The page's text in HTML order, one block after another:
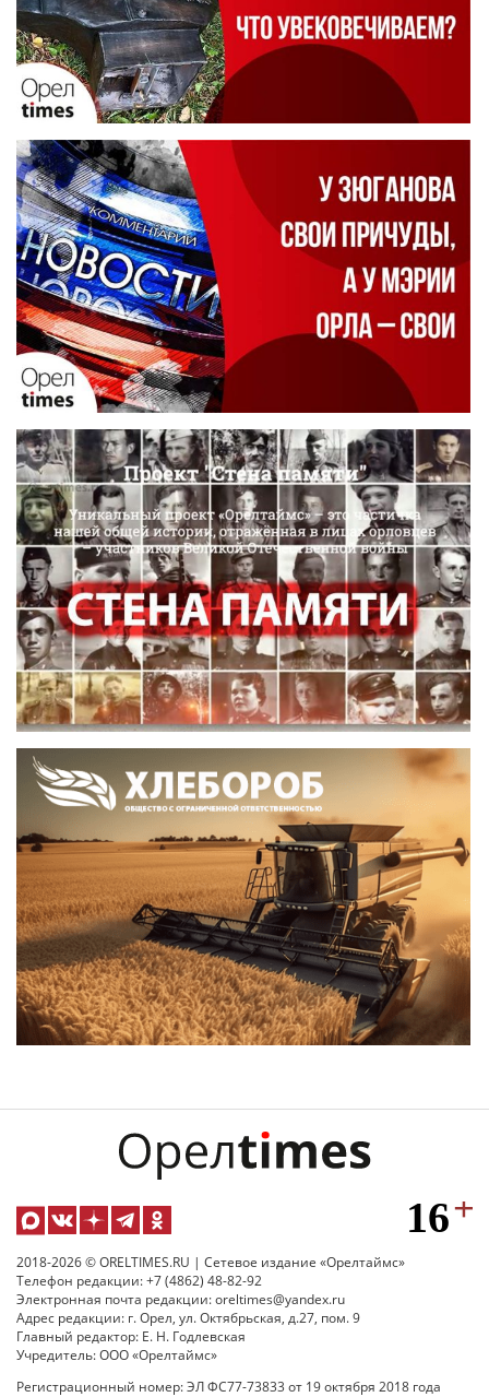
2018-2026 © ORELTIMES.RU | Сетевое издание «Орелтаймс»
Телефон редакции: +7 (4862) 48-82-92
Электронная почта редакции: oreltimes@yandex.ru
Адрес редакции: г. Орел, ул. Октябрьская, д.27, пом. 9
Главный редактор: Е. Н. Годлевская
Учредитель: ООО «Орелтаймс»
Регистрационный номер: ЭЛ ФС77-73833 от 19 октября 2018 года